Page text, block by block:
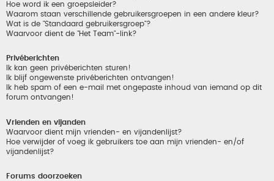
Hoe word ik een groepsleider?
Waarom staan verschillende gebruikersgroepen in een andere kleur?
Wat is de "Standaard gebruikersgroep"?
Waarvoor dient de "Het Team"-link?
Privéberichten
Ik kan geen privéberichten sturen!
Ik blijf ongewenste privéberichten ontvangen!
Ik heb spam of een e-mail met ongepaste inhoud van iemand op dit
forum ontvangen!
Vrienden en vijanden
Waarvoor dient mijn vrienden- en vijandenlijst?
Hoe verwijder of voeg ik gebruikers toe aan mijn vrienden- en/of
vijandenlijst?
Forums doorzoeken